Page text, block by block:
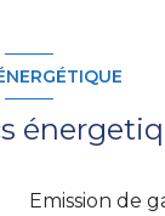
: classe F
Registre
Emission de